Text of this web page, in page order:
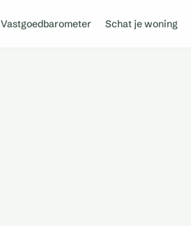
Vastgoedbarometer Schat je woning